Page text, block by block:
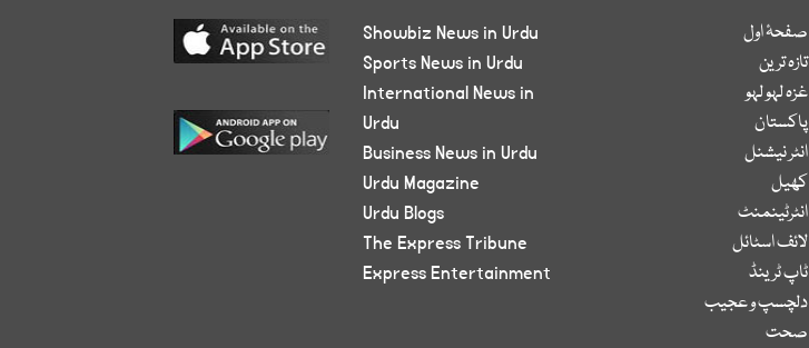
صفحۂ اول
تازہ ترین
غزہ لہو لہو
پاکستان
انٹر نیشنل
کھیل
انٹرٹینمنٹ
لائف اسٹائل
ٹاپ ٹرینڈ
دلچسپ و عجیب
صحت
Showbiz News in Urdu
Sports News in Urdu
International News in
Urdu
Business News in Urdu
Urdu Magazine
Urdu Blogs
The Express Tribune
Express Entertainment